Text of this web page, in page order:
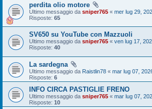
perdita olio motore
Ultimo messaggio da sniper765 « mer lug 29,
Risposte: 65
SV650 su YouTube con Mazzuoli
Ultimo messaggio da sniper765 « ven lug 17,
Risposte: 40
La sardegna
Ultimo messaggio da Raistlin78 « mar lug 07,
Risposte: 6
INFO CIRCA PASTIGLIE FRENO
Ultimo messaggio da sniper765 « mar lug 07,
Risposte: 10